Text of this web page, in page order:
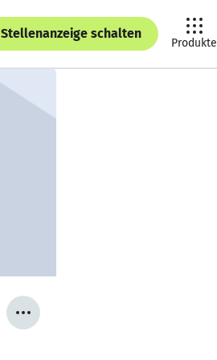
Stellenanzeige schalten
Produkte